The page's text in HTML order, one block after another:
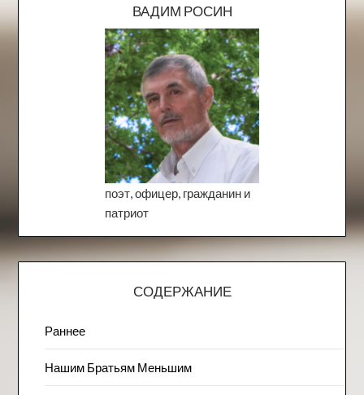
ВАДИМ РОСИН
поэт, офицер, гражданин и
патриот
СОДЕРЖАНИЕ
Раннее
Нашим Братьям Меньшим